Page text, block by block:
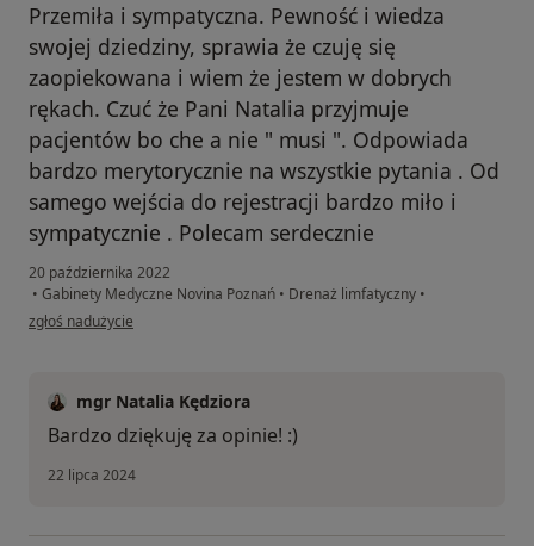
Przemiła i sympatyczna. Pewność i wiedza
swojej dziedziny, sprawia że czuję się
zaopiekowana i wiem że jestem w dobrych
rękach. Czuć że Pani Natalia przyjmuje
pacjentów bo che a nie " musi ". Odpowiada
bardzo merytorycznie na wszystkie pytania . Od
samego wejścia do rejestracji bardzo miło i
sympatycznie . Polecam serdecznie
20 października 2022
• Gabinety Medyczne Novina Poznań • Drenaż limfatyczny •
w opinii użytkownika Anica
zgłoś nadużycie
mgr Natalia Kędziora
Bardzo dziękuję za opinie! :)
22 lipca 2024